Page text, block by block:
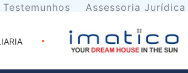
Testemunhos Assessoria Jurídica